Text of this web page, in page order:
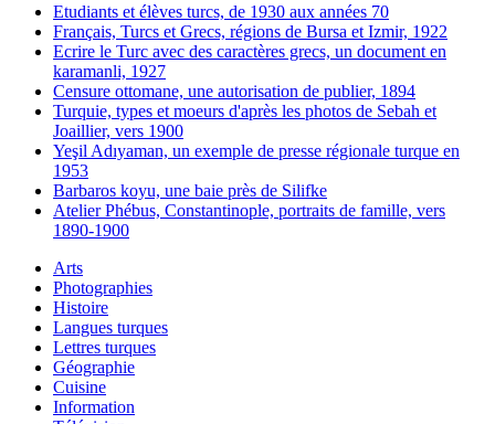
Etudiants et élèves turcs, de 1930 aux années 70
Français, Turcs et Grecs, régions de Bursa et Izmir, 1922
Ecrire le Turc avec des caractères grecs, un document en
karamanli, 1927
Censure ottomane, une autorisation de publier, 1894
Turquie, types et moeurs d'après les photos de Sebah et
Joaillier, vers 1900
Yeşil Adıyaman, un exemple de presse régionale turque en
1953
Barbaros koyu, une baie près de Silifke
Atelier Phébus, Constantinople, portraits de famille, vers
1890-1900
Arts
Photographies
Histoire
Langues turques
Lettres turques
Géographie
Cuisine
Information